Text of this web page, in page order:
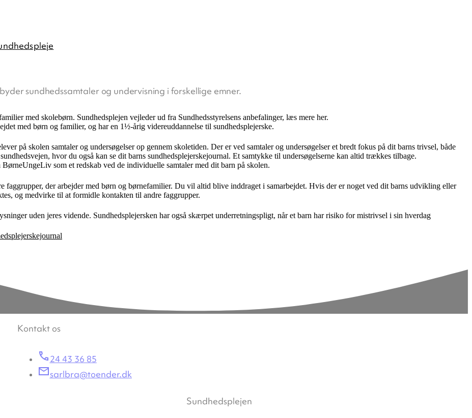
sundhedssamtaler og undervisning i forskellige emner.
med skolebørn. Sundhedsplejen vejleder ud fra Sundhedsstyrelsens anbefalinger, læs mere her.
med børn og familier, og har en 1½-årig videreuddannelse til sundhedsplejerske.
på skolen samtaler og undersøgelser op gennem skoletiden. Der er ved samtaler og undersøgelser et bredt fokus på dit barns trivsel, både
hvor du også kan se dit barns sundhedsplejerskejournal. Et samtykke til undersøgelserne kan altid trækkes tilbage.
som et redskab ved de individuelle samtaler med dit barn på skolen.
faggrupper, der arbejder med børn og børnefamilier. Du vil altid blive inddraget i samarbejdet. Hvis der er noget ved dit barns udvikling eller
og medvirke til at formidle kontakten til andre faggrupper.
uden jeres vidende. Sundhedsplejersken har også skærpet underretningspligt, når et barn har risiko for mistrivsel i sin hverdag
Kontakt os
24 43 36 85
sarlbra@toender.dk
Sundhedsplejen